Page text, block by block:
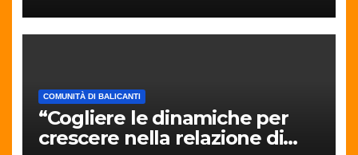
COMUNITÀ DI BALICANTI
“Cogliere le dinamiche per
crescere nella relazione di